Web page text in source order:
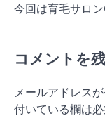
今回は育毛サロ
コメントを
メールアドレス
付いている欄は